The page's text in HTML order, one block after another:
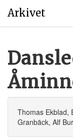
Arkivet
Thomas Ekblad,
Granbäck, Alf